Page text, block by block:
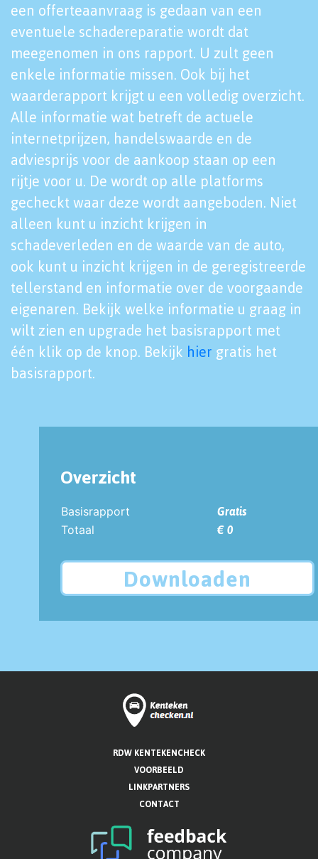
een offerteaanvraag is gedaan van een
eventuele schadereparatie wordt dat
meegenomen in ons rapport. U zult geen
enkele informatie missen. Ook bij het
waarderapport krijgt u een volledig overzicht.
Alle informatie wat betreft de actuele
internetprijzen, handelswaarde en de
adviesprijs voor de aankoop staan op een
rijtje voor u. De wordt op alle platforms
gecheckt waar deze wordt aangeboden. Niet
alleen kunt u inzicht krijgen in
schadeverleden en de waarde van de auto,
ook kunt u inzicht krijgen in de geregistreerde
tellerstand en informatie over de voorgaande
eigenaren. Bekijk welke informatie u graag in
wilt zien en upgrade het basisrapport met
één klik op de knop. Bekijk hier gratis het
basisrapport.
Overzicht
Basisrapport
Gratis
Totaal
€ 0
Downloaden
RDW KENTEKENCHECK
VOORBEELD
LINKPARTNERS
CONTACT